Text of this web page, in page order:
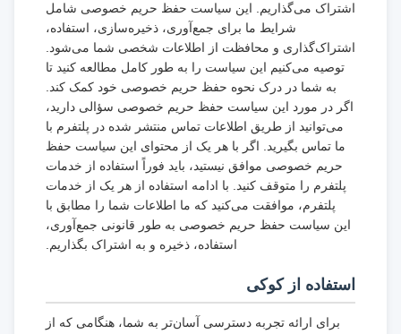
اشتراک می‌گذاریم. این سیاست حفظ حریم خصوصی شامل
شرایط ما برای جمع‌آوری، ذخیره‌سازی، استفاده،
اشتراک‌گذاری و محافظت از اطلاعات شخصی شما می‌شود.
توصیه می‌کنیم این سیاست را به طور کامل مطالعه کنید تا
به شما در درک نحوه حفظ حریم خصوصی خود کمک کند.
اگر در مورد این سیاست حفظ حریم خصوصی سؤالی دارید،
می‌توانید از طریق اطلاعات تماس منتشر شده در پلتفرم با
ما تماس بگیرید. اگر با هر یک از محتوای این سیاست حفظ
حریم خصوصی موافق نیستید، باید فوراً استفاده از خدمات
پلتفرم را متوقف کنید. با ادامه استفاده از هر یک از خدمات
پلتفرم، موافقت می‌کنید که ما اطلاعات شما را مطابق با
این سیاست حفظ حریم خصوصی به طور قانونی جمع‌آوری،
استفاده، ذخیره و به اشتراک بگذاریم.
استفاده از کوکی
برای ارائه تجربه دسترسی آسان‌تر به شما، هنگامی که از